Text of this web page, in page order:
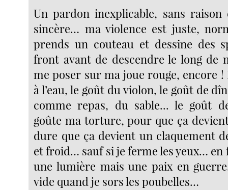
Un pardon inexplicable, sans
sincère… ma violence est juste,
prends un couteau et dessine des
front avant de descendre le long de
me poser sur ma joue rouge, encore !
à l’eau, le goût du violon, le goût de
comme repas, du sable... le goût
goûte ma torture, pour que ça
dure que ça devient un claquement
et froid… sauf si je ferme les yeux… en
une lumière mais une paix en
vide quand je sors les poubelles…